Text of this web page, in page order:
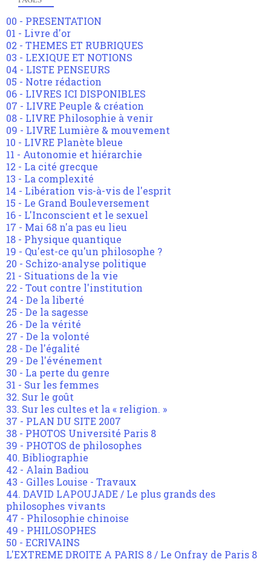
00 - PRESENTATION
01 - Livre d'or
02 - THEMES ET RUBRIQUES
03 - LEXIQUE ET NOTIONS
04 - LISTE PENSEURS
05 - Notre rédaction
06 - LIVRES ICI DISPONIBLES
07 - LIVRE Peuple & création
08 - LIVRE Philosophie à venir
09 - LIVRE Lumière & mouvement
10 - LIVRE Planète bleue
11 - Autonomie et hiérarchie
12 - La cité grecque
13 - La complexité
14 - Libération vis-à-vis de l'esprit
15 - Le Grand Bouleversement
16 - L'Inconscient et le sexuel
17 - Mai 68 n'a pas eu lieu
18 - Physique quantique
19 - Qu'est-ce qu'un philosophe ?
20 - Schizo-analyse politique
21 - Situations de la vie
22 - Tout contre l'institution
24 - De la liberté
25 - De la sagesse
26 - De la vérité
27 - De la volonté
28 - De l'égalité
29 - De l'événement
30 - La perte du genre
31 - Sur les femmes
32. Sur le goût
33. Sur les cultes et la « religion. »
37 - PLAN DU SITE 2007
38 - PHOTOS Université Paris 8
39 - PHOTOS de philosophes
40. Bibliographie
42 - Alain Badiou
43 - Gilles Louise - Travaux
44. DAVID LAPOUJADE / Le plus grands des
philosophes vivants
47 - Philosophie chinoise
49 - PHILOSOPHES
50 - ECRIVAINS
L'EXTREME DROITE A PARIS 8 / Le Onfray de Paris 8